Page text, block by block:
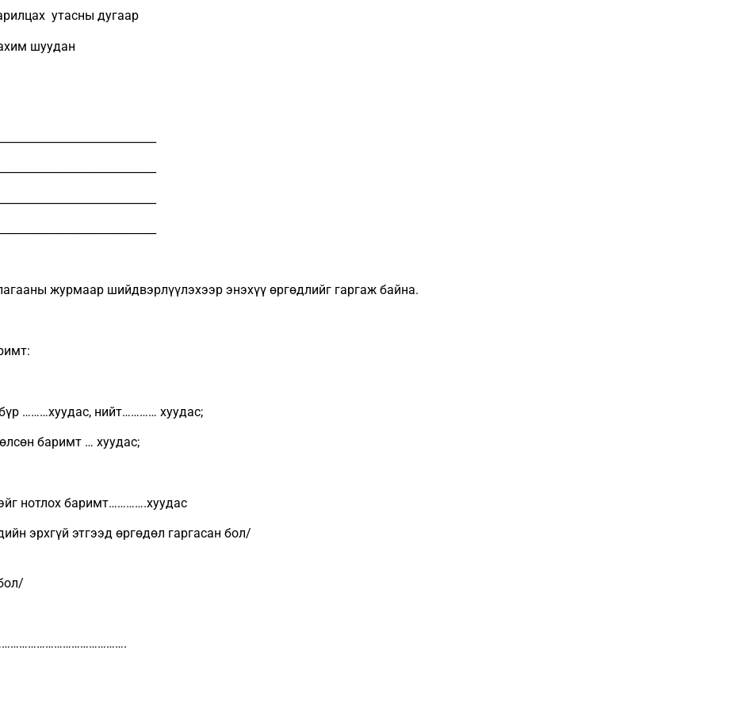
утасны дугаар
шуудан
журмаар шийдвэрлүүлэхээр энэхүү өргөдлийг гаргаж байна.
………хуудас, нийт………… хуудас;
баримт … хуудас;
нотлох баримт………….хуудас
эрхгүй этгээд өргөдөл гаргасан бол/